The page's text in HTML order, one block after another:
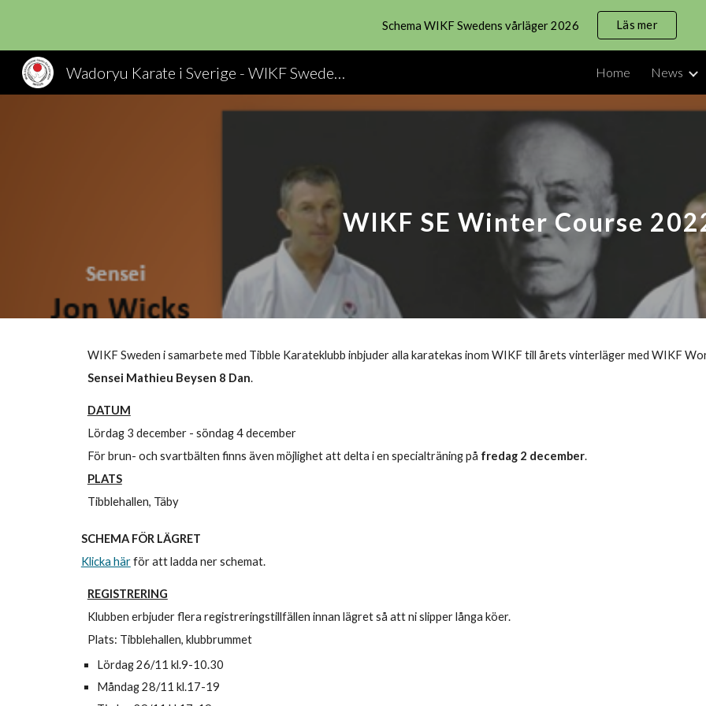
Skip to main content Skip to
Schema WIKF Swedens vårläger 2026 Läs mer
Wadoryu Karate i Sverige - WIKF Sweden, Wado Ryu Karate Home News
WIKF SE Winter Course
WIKF Sweden i samarbete med Tibble Karateklubb inbjuder alla karatekas inom WIKF till årets vinterläger med WIKF
Sensei Mathieu Beysen 8 Dan.
DATUM
Lördag 3 december - söndag 4 december
För brun- och svartbälten finns även möjlighet att delta i en specialträning på fredag 2 december.
PLATS
Tibblehallen, Täby
SCHEMA FÖR LÄGRET
Klicka härför att ladda ner schemat.
REGISTRERING
Klubben erbjuder flera registreringstillfällen innan lägret så att ni slipper långa köer.
Plats: Tibblehallen, klubbrummet
Lördag 26/11 kl.9-10.30
Måndag 28/11 kl.17-19